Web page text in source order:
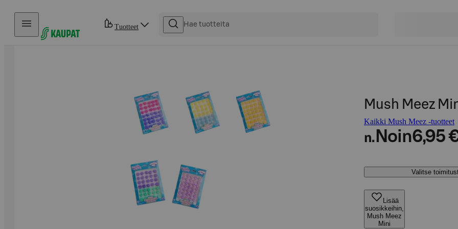
Hyppää sisältöön
Tuotteet
Mush Meez
Kaikki Mush Meez -tuotteet
n. Noin6,95
Valitse
Lisää
suosikkeihin,
Mush Meez
Mini